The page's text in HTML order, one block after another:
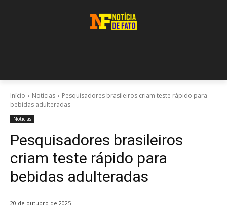
Início Noticias
Pesquisadores brasileiros criam teste rápido para
bebidas adulteradas
Noticias
Pesquisadores brasileiros
criam teste rápido para
bebidas adulteradas
20 de outubro de 2025